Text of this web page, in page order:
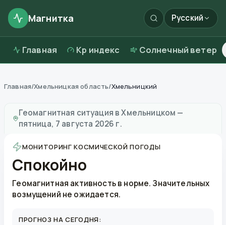
Магнитка Русский
Главная Kp индекс Солнечный ветер
Главная/Хмельницкая область/Хмельницкий
Геомагнитная ситуация в Хмельницком —
пятница, 7 августа 2026 г.
МОНИТОРИНГ КОСМИЧЕСКОЙ ПОГОДЫ
Спокойно
Геомагнитная активность в норме. Значительных
возмущений не ожидается.
ПРОГНОЗ НА СЕГОДНЯ: